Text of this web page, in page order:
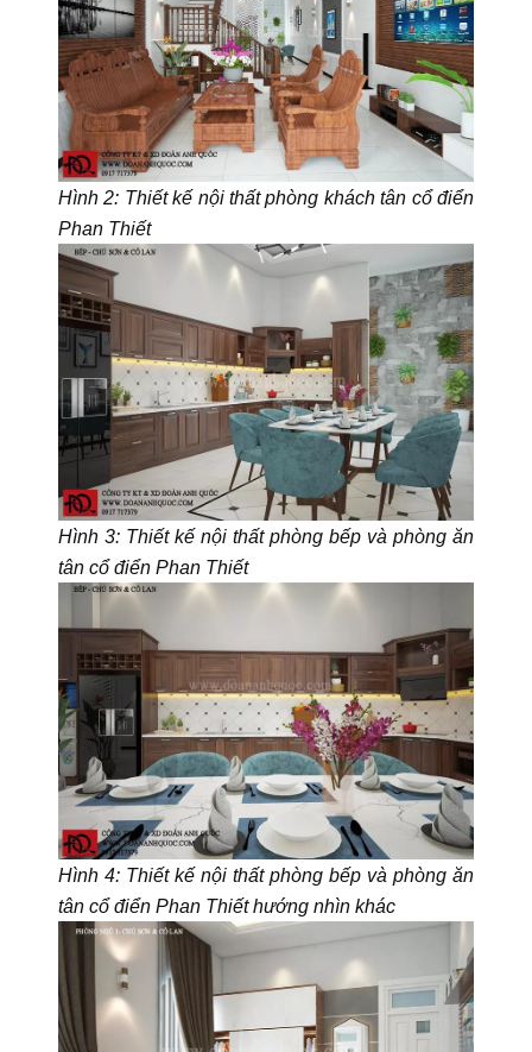
Hình 2: Thiết kế nội thất phòng khách tân cổ điển
Phan Thiết
Hình 3: Thiết kế nội thất phòng bếp và phòng ăn
tân cổ điển Phan Thiết
Hình 4: Thiết kế nội thất phòng bếp và phòng ăn
tân cổ điển Phan Thiết hướng nhìn khác